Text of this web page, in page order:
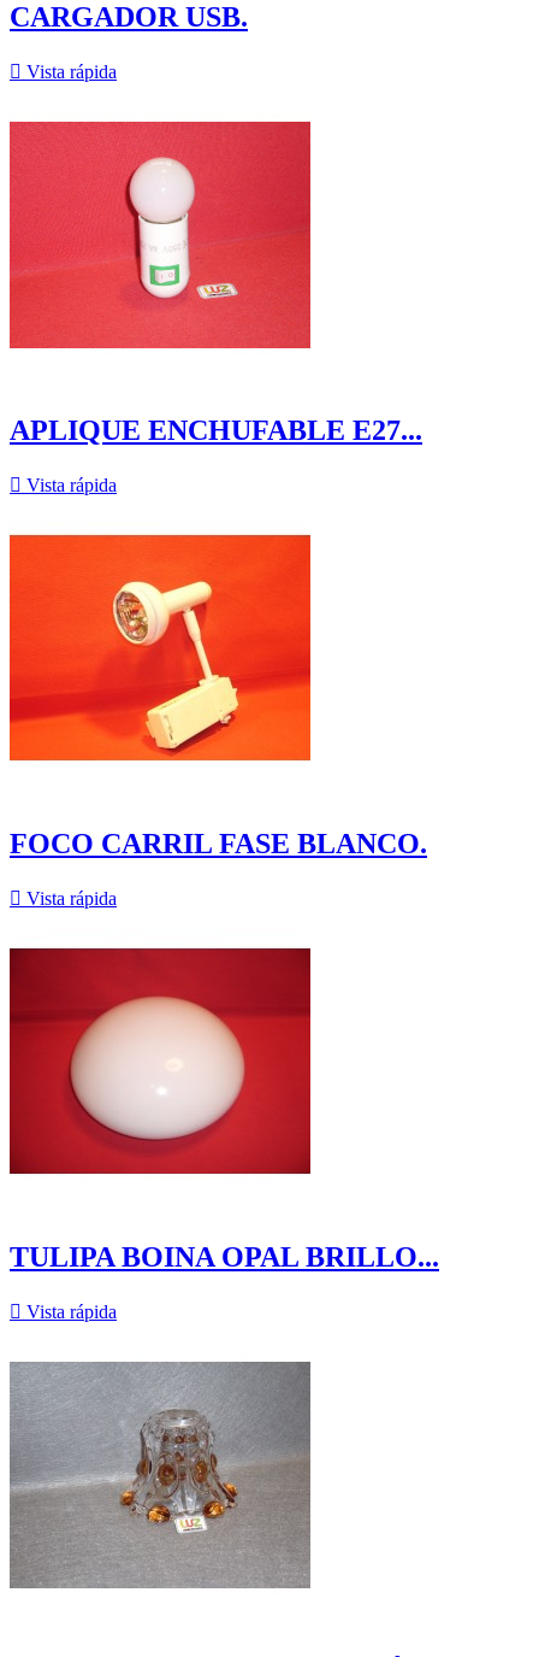
CARGADOR USB.
 Vista rápida
APLIQUE ENCHUFABLE E27...
 Vista rápida
FOCO CARRIL FASE BLANCO.
 Vista rápida
TULIPA BOINA OPAL BRILLO...
 Vista rápida